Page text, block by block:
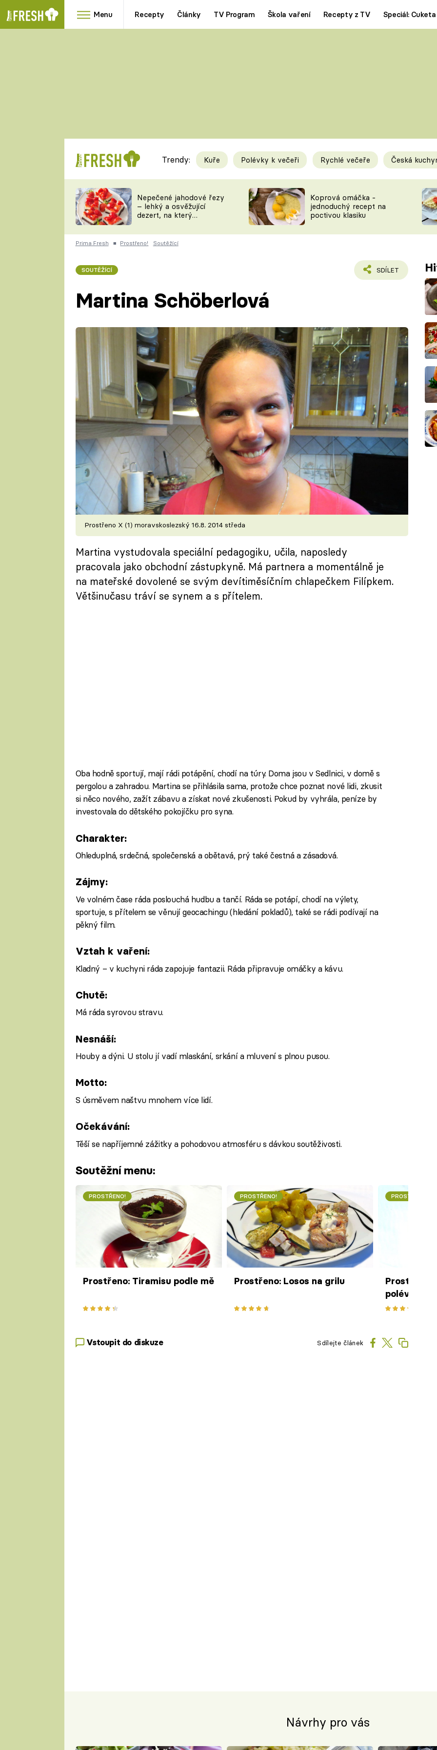
Menu Recepty Články TV Program Škola vaření Recepty z TV Speciál: Cuketa
RYCHLOVKY
Videorecepty
TEĎ VAŘÍ ŠÉF!
ČESKO NA TALÍŘI
Tipy a triky
KAM ZA JÍDLEM
VYCHYTÁVKY
ČASOPIS
Trendy: Kuře Polévky k večeři Rychlé večeře Česká
Nepečené jahodové řezy
– lehký a osvěžující
dezert, na který
Koprová omáčka -
jednoduchý recept na
poctivou klasiku
Prima Fresh ■ Prostřeno! Soutěžící
SOUTĚŽÍCÍ SDÍLET
Martina Schöberlová
Prostřeno X (1) moravskoslezský 16.8. 2014 středa
Martina vystudovala speciální pedagogiku, učila, naposledy
pracovala jako obchodní zástupkyně. Má partnera a momentálně je
na mateřské dovolené se svým devítiměsíčním chlapečkem Filípkem.
Většinučasu tráví se synem a s přítelem.
Oba hodně sportují, mají rádi potápění, chodí na túry. Doma jsou v Sedlnici, v domě s
pergolou a zahradou. Martina se přihlásila sama, protože chce poznat nové lidi, zkusit
si něco nového, zažít zábavu a získat nové zkušenosti. Pokud by vyhrála, peníze by
investovala do dětského pokojíčku pro syna.
Charakter:
Ohleduplná, srdečná, společenská a obětavá, prý také čestná a zásadová.
Zájmy:
Ve volném čase ráda poslouchá hudbu a tančí. Ráda se potápí, chodí na výlety,
sportuje, s přítelem se věnují geocachingu (hledání pokladů), také se rádi podívají na
pěkný film.
Vztah k vaření:
Kladný – v kuchyni ráda zapojuje fantazii. Ráda připravuje omáčky a kávu.
Chutě:
Má ráda syrovou stravu.
Nesnáší:
Houby a dýni. U stolu jí vadí mlaskání, srkání a mluvení s plnou pusou.
Motto:
S úsměvem naštvu mnohem více lidí.
Očekávání:
Těší se napříjemné zážitky a pohodovou atmosféru s dávkou soutěživosti.
Soutěžní menu:
PROSTŘENO!
Prostřeno: Tiramisu podle mě
PROSTŘENO!
Prostřeno: Losos na grilu
PROSTŘENO!
Prostřeno:
polévka
Vstoupit do diskuze Sdílejte článek
Návrhy pro vás